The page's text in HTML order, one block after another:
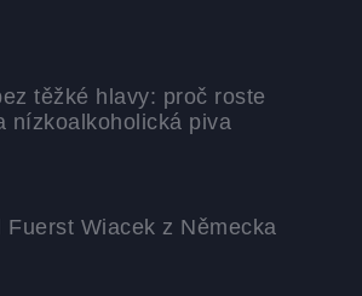
těžké hlavy: proč roste
nízkoalkoholická piva
Fuerst Wiacek z Německa